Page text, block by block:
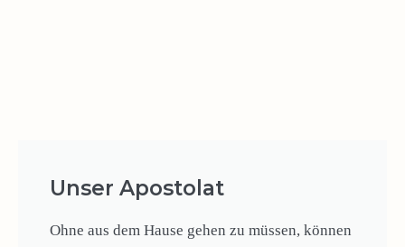
Unser Apostolat
Ohne aus dem Hause gehen zu müssen, können